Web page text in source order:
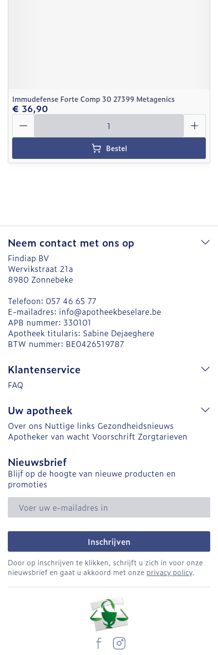
Immudefense Forte Comp 30 27399 Metagenics
€ 36,90
Aantal
Bestel
Neem contact met ons op
Findiap BV
Wervikstraat 21a
8980 Zonnebeke
Telefoon: 057 46 65 77
E-mailadres: info@apotheekbeselare.be
APB nummer: 330101
Apotheek titularis: Sabine Dejaeghere
BTW nummer: BE0426519787
Klantenservice
FAQ
Uw apotheek
Over ons Nuttige links Gezondheidsnieuws
Apotheker van wacht Voorschrift Zorgtarieven
Nieuwsbrief
Blijf op de hoogte van nieuwe producten en
promoties
E-mail adres
Inschrijven
Door op inschrijven te klikken, schrijft u zich in voor onze
nieuwsbrief en gaat u akkoord met onze privacy policy.